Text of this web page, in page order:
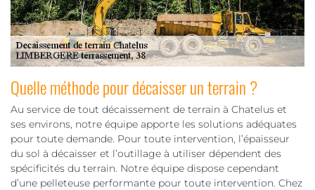
Quelle méthode pour décaisser un terrain ?
Au service de tout décaissement de terrain à Chatelus et
ses environs, notre équipe apporte les solutions adéquates
pour toute demande. Pour toute intervention, l’épaisseur
du sol à décaisser et l’outillage à utiliser dépendent des
spécificités du terrain. Notre équipe dispose cependant
d’une pelleteuse performante pour toute intervention. Chez